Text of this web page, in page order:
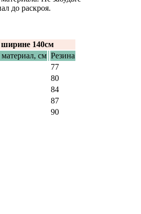
до раскроя.
ширине 140см
см Резина
77
80
84
87
90